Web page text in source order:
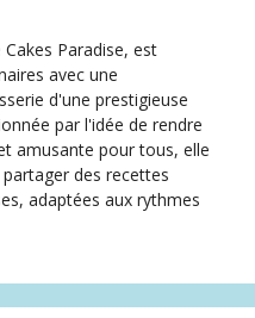
Paradise, est
avec une
d'une prestigieuse
par l'idée de rendre
amusante pour tous, elle
des recettes
adaptées aux rythmes